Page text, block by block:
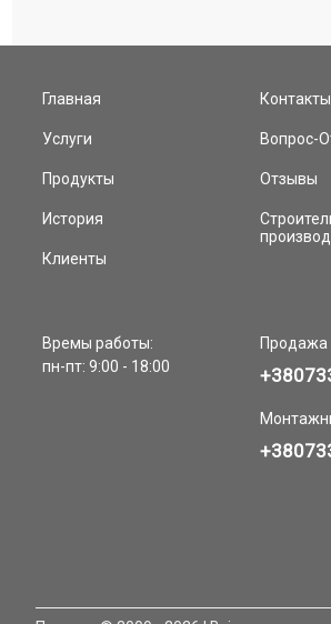
Главная
Услуги
Продукты
История
Клиенты
Контакты
Вопрос-
Отзывы
Времы работы:
пн-пт: 9:00 - 18:00
Продажа